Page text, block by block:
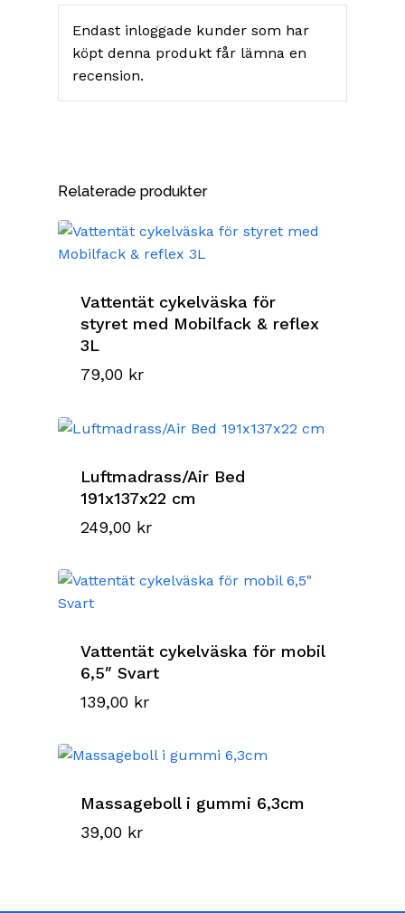
Endast inloggade kunder som har
köpt denna produkt får lämna en
recension.
Relaterade produkter
Vattentät cykelväska för
styret med Mobilfack & reflex
3L
79,00 kr
Luftmadrass/Air Bed
191x137x22 cm
249,00 kr
Vattentät cykelväska för mobil
6,5″ Svart
139,00 kr
Massageboll i gummi 6,3cm
39,00 kr